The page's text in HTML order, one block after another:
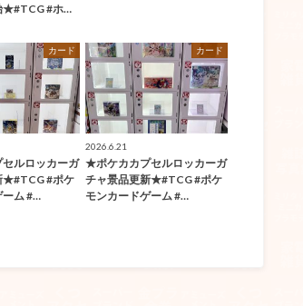
★#TCG #ホ…
カード
ルロッカーガ
★#TCG #ポケ
ーム #…
カード
2026.6.21
★ポケカカプセルロッカーガ
チャ景品更新★#TCG #ポケ
モンカードゲーム #…